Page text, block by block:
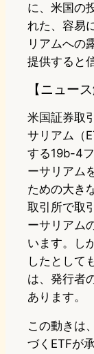
に、米国の
れた、容易
リアムへの
提供すると
【ニュース
米国証券取
サリアム（
する19b-4
ーサリアム
ための大き
取引所で取
ーサリアム
います。し
したとして
は、発行者
あります。
この動きは
づくETFが